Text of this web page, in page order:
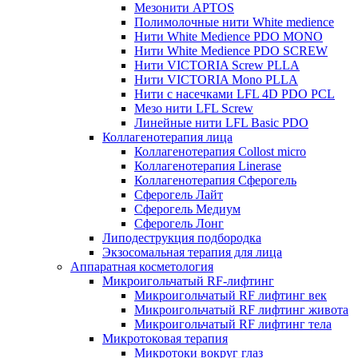
Мезонити APTOS
Полимолочные нити White medience
Нити White Medience PDO MONO
Нити White Medience PDO SCREW
Нити VICTORIA Screw PLLA
Нити VICTORIA Mono PLLA
Нити с насечками LFL 4D PDO PCL
Мезо нити LFL Screw
Линейные нити LFL Basic PDO
Коллагенотерапия лица
Коллагенотерапия Collost micro
Коллагенотерапия Linerase
Коллагенотерапия Сферогель
Сферогель Лайт
Сферогель Медиум
Сферогель Лонг
Липодеструкция подбородка
Экзосомальная терапия для лица
Аппаратная косметология
Микроигольчатый RF-лифтинг
Микроигольчатый RF лифтинг век
Микроигольчатый RF лифтинг живота
Микроигольчатый RF лифтинг тела
Микротоковая терапия
Микротоки вокруг глаз